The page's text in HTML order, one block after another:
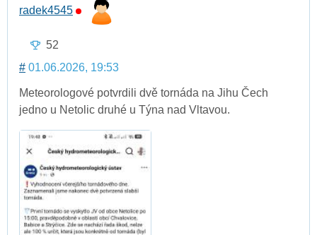
radek4545
52
# 01.06.2026, 19:53
Meteorologové potvrdili dvě tornáda na Jihu Čech
jedno u Netolic druhé u Týna nad Vltavou.